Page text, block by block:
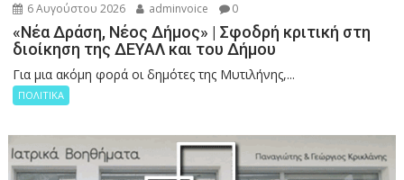
6 Αυγούστου 2026 adminvoice 0
«Νέα Δράση, Νέος Δήμος» | Σφοδρή κριτική στη
διοίκηση της ΔΕΥΑΛ και του Δήμου
Για μια ακόμη φορά οι δημότες της Μυτιλήνης,...
ΠΟΛΙΤΙΚΑ